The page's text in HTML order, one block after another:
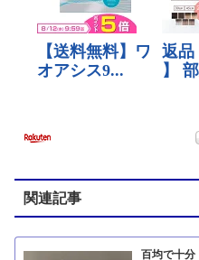
関連記事
百均で十分